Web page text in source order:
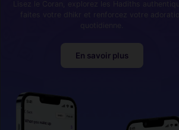
En savoir plus